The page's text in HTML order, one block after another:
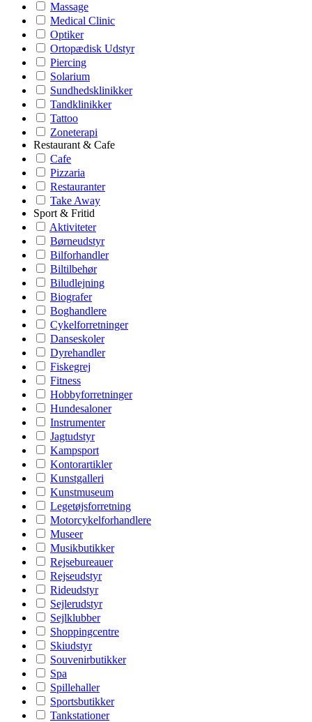
Massage
Medical Clinic
Optiker
Ortopædisk Udstyr
Piercing
Solarium
Sundhedsklinikker
Tandklinikker
Tattoo
Zoneterapi
Restaurant & Cafe
Cafe
Pizzaria
Restauranter
Take Away
Sport & Fritid
Aktiviteter
Børneudstyr
Bilforhandler
Biltilbehør
Biludlejning
Biografer
Boghandlere
Cykelforretninger
Danseskoler
Dyrehandler
Fiskegrej
Fitness
Hobbyforretninger
Hundesaloner
Instrumenter
Jagtudstyr
Kampsport
Kontorartikler
Kunstgalleri
Kunstmuseum
Legetøjsforretning
Motorcykelforhandlere
Museer
Musikbutikker
Rejsebureauer
Rejseudstyr
Rideudstyr
Sejlerudstyr
Sejlklubber
Shoppingcentre
Skiudstyr
Souvenirbutikker
Spa
Spillehaller
Sportsbutikker
Tankstationer